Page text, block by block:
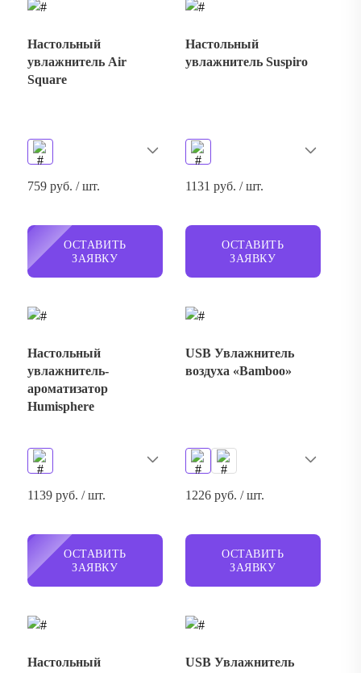
Настольный
увлажнитель Air
Square
759 руб. / шт.
ОСТАВИТЬ
ЗАЯВКУ
Настольный
увлажнитель Suspiro
1131 руб. / шт.
ОСТАВИТЬ
ЗАЯВКУ
Настольный
увлажнитель-
ароматизатор
Humisphere
1139 руб. / шт.
ОСТАВИТЬ
ЗАЯВКУ
USB Увлажнитель
воздуха «Bamboo»
1226 руб. / шт.
ОСТАВИТЬ
ЗАЯВКУ
Настольный USB Увлажнитель